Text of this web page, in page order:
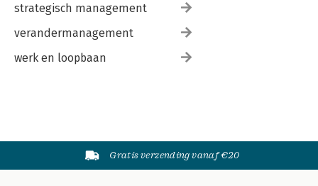
strategisch management
verandermanagement
werk en loopbaan
Gratis verzending vanaf €20